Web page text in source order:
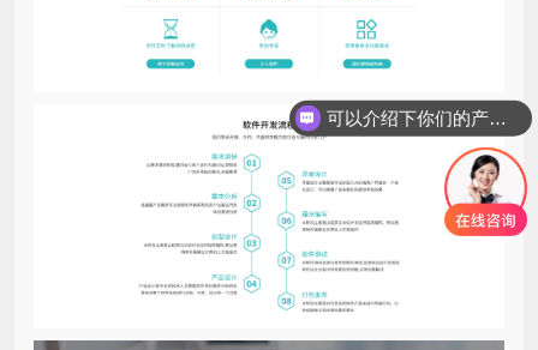
可以介绍下你们的产品么？